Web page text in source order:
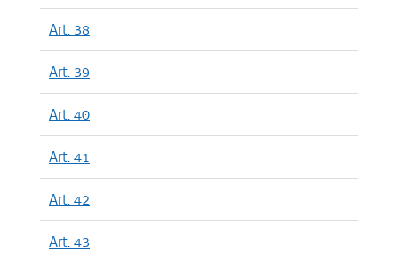
Art. 38
Art. 39
Art. 40
Art. 41
Art. 42
Art. 43